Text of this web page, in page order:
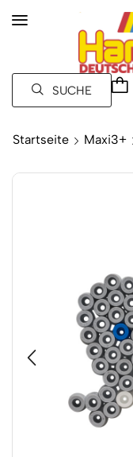
SUCHE
Startseite Maxi3+